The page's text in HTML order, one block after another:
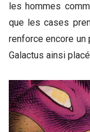
les hommes
que les cases
renforce encore un
Galactus ainsi